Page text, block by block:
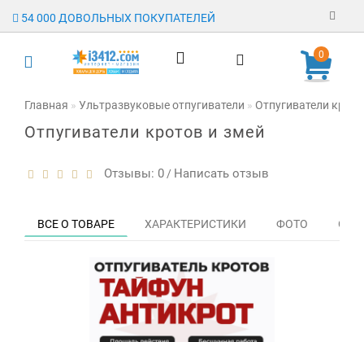
54 000 ДОВОЛЬНЫХ ПОКУПАТЕЛЕЙ
Регистрация
О магазине
0
Главная Ультразвуковые отпугиватели Отпугиватели
Отпугиватели кротов и змей
Отзывы: 0 / Написать отзыв
ВСЕ О ТОВАРЕ ХАРАКТЕРИСТИКИ ФОТО